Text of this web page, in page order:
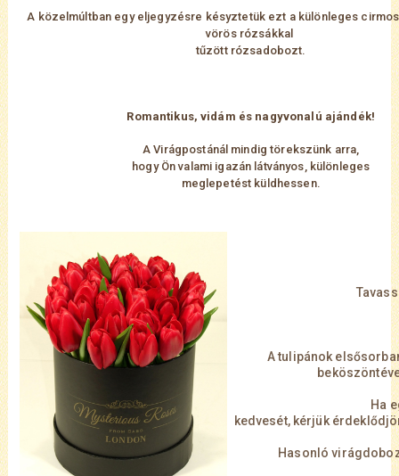
A közelmúltban egy eljegyzésre késyztetük ezt a különleges
vörös rózsákkal
tűzött rózsadobozt.
Romantikus, vidám és nagyvonalú ajándék!
A Virágpostánál mindig törekszünk arra,
hogy Ön valami igazán látványos, különleges
meglepetést küldhessen.
A tulipánok
Ha
kedvesét, kérjük
Hasonló